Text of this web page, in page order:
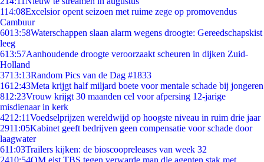
114:08Excelsior opent seizoen met ruime zege op promovendus
Cambuur
6013:58Waterschappen slaan alarm wegens droogte: Gereedschapskist
leeg
613:57Aanhoudende droogte veroorzaakt scheuren in dijken Zuid-
Holland
3713:13Random Pics van de Dag #1833
1612:43Meta krijgt half miljard boete voor mentale schade bij jongeren
812:23Vrouw krijgt 30 maanden cel voor afpersing 12-jarige
misdienaar in kerk
4212:11Voedselprijzen wereldwijd op hoogste niveau in ruim drie jaar
2911:05Kabinet geeft bedrijven geen compensatie voor schade door
laagwater
611:03Trailers kijken: de bioscoopreleases van week 32
2410:54OM eist TBS tegen verwarde man die agenten stak met